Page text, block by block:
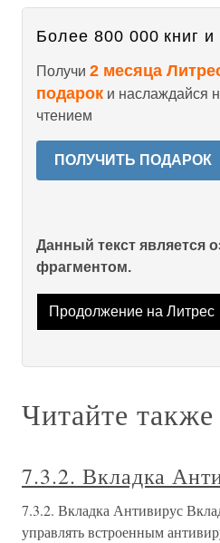
Более 800 000 книг и
Получи 2 месяца
подарок и наслаждайся
чтением
ПОЛУЧИТЬ ПОДАРОК
Данный текст является
фрагментом.
Продолжение на Литрес
Читайте также
7.3.2. Вкладка
7.3.2. Вкладка Антивирус
управлять встроенным